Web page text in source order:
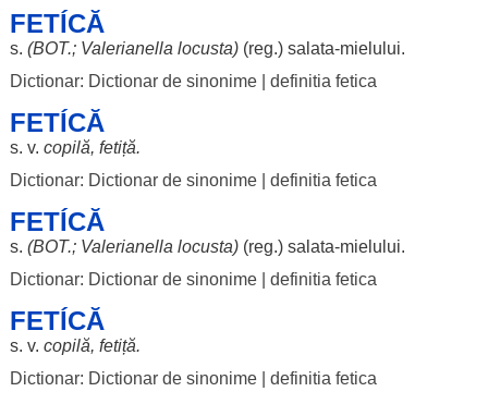
FETÍCĂ
s. (BOT.; Valerianella locusta) (reg.) salata-mielului.
Dictionar: Dictionar de sinonime| definitia fetica
FETÍCĂ
s. v. copilă, fetiță.
Dictionar: Dictionar de sinonime| definitia fetica
FETÍCĂ
s. (BOT.; Valerianella locusta) (reg.) salata-mielului.
Dictionar: Dictionar de sinonime| definitia fetica
FETÍCĂ
s. v. copilă, fetiță.
Dictionar: Dictionar de sinonime| definitia fetica